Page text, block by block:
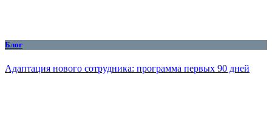
Блог
Адаптация нового сотрудника: программа первых 90 дней